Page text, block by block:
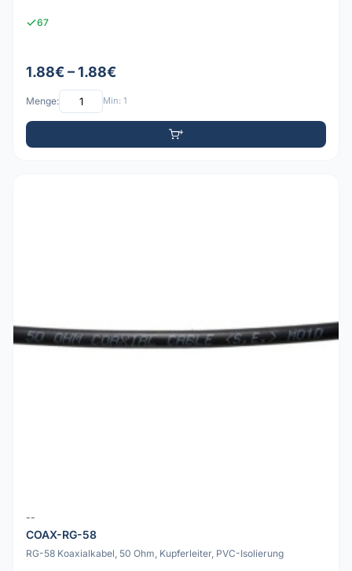
67
1.88€ – 1.88€
Menge: Min: 1
--
COAX-RG-58
RG-58 Koaxialkabel, 50 Ohm, Kupferleiter, PVC-Isolierung